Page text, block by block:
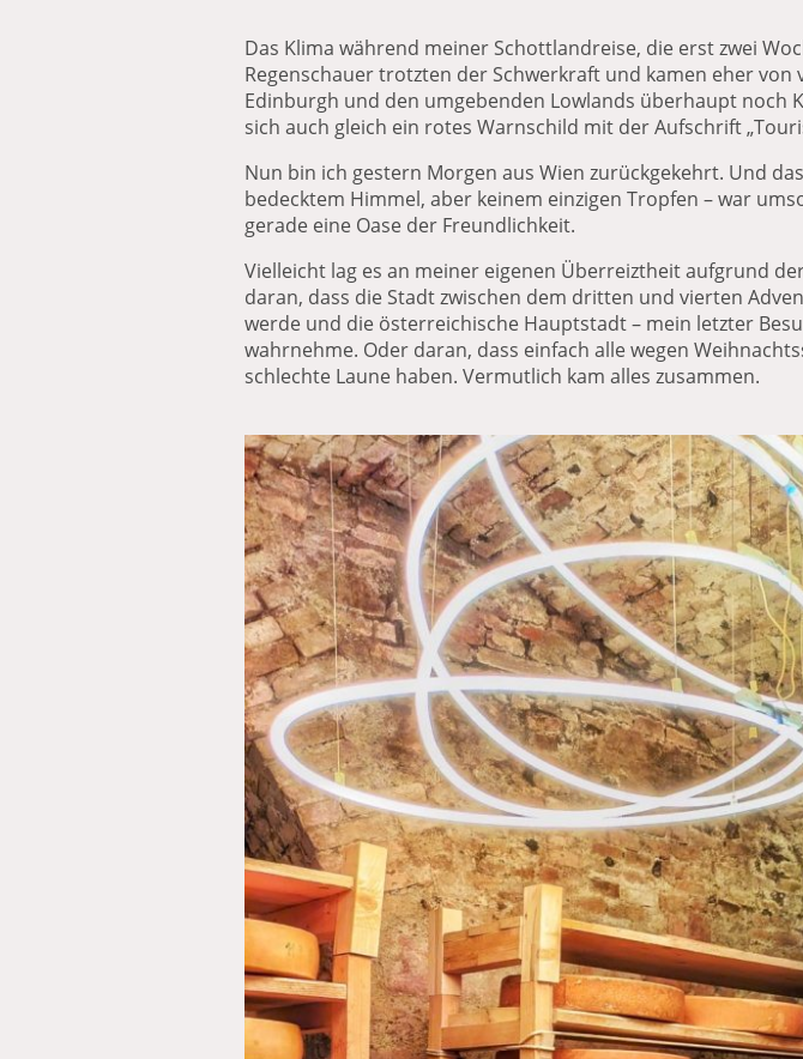
Das Klima während meiner Schottlandreise, die erst zwei
Regenschauer trotzten der Schwerkraft und kamen eher
Edinburgh und den umgebenden Lowlands überhaupt
sich auch gleich ein rotes Warnschild mit der Aufschrift
Nun bin ich gestern Morgen aus Wien zurückgekehrt. Und
bedecktem Himmel, aber keinem einzigen Tropfen – war
gerade eine Oase der Freundlichkeit.
Vielleicht lag es an meiner eigenen Überreiztheit aufgrund
daran, dass die Stadt zwischen dem dritten und vierten
werde und die österreichische Hauptstadt – mein letzter
wahrnehme. Oder daran, dass einfach alle wegen
schlechte Laune haben. Vermutlich kam alles zusammen.